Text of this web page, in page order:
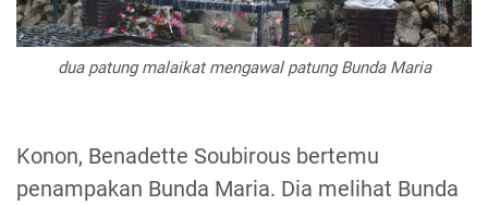
dua patung malaikat mengawal patung Bunda Maria
Konon, Benadette Soubirous bertemu
penampakan Bunda Maria. Dia melihat Bunda